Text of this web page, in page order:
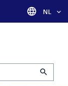
Taal
NL